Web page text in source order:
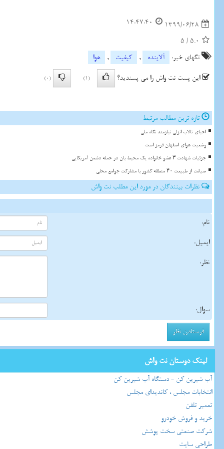
1399/06/28
14:47:40
5.0
/
5
تگهای خبر:
آلاینده , كیفیت ,
هوا
این پست نت واش را می پسندید؟
(1)
(0)
تازه ترین مطالب مرتبط
احیای تالاب انزلی نیازمند نگاه ملی
وضعیت هوای اصفهان قرمز است
جزئیات شهادت ۳ عضو خانواده یک محیط بان در حمله دشمن آمریکایی
صیانت از طبیعت ۴۰ منطقه کشور با مشارکت جوامع محلی
نظرات بینندگان در مورد این مطلب نت واش
نام:
ایمیل:
نظر:
سوال:
لینک دوستان نت واش
آب شیرین کن - دستگاه آب شیرین کن
انتخابات مجلس ، کاندیدای مجلس
تعمیر تلفن
خرید و فروش خودرو
شرکت صنعتی سخت پوشش
طراحی سایت